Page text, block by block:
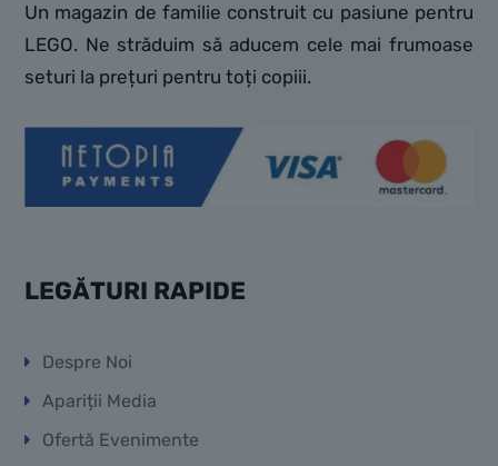
Un magazin de familie construit cu pasiune pentru
LEGO. Ne străduim să aducem cele mai frumoase
seturi la prețuri pentru toți copiii.
LEGĂTURI RAPIDE
Despre Noi
Apariții Media
Ofertă Evenimente